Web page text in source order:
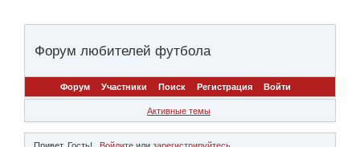
Форум любителей футбола
Форум Участники Поиск Регистрация Войти
Активные темы